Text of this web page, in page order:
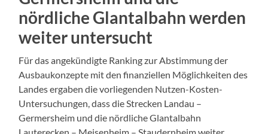
nördliche Glantalbahn werden
weiter untersucht
Für das angekündigte Ranking zur Abstimmung der
Ausbaukonzepte mit den finanziellen Möglichkeiten des
Landes ergaben die vorliegenden Nutzen-Kosten-
Untersuchungen, dass die Strecken Landau –
Germersheim und die nördliche Glantalbahn